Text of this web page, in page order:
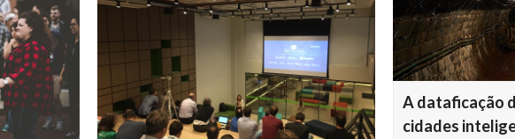
A dataficação
cidades